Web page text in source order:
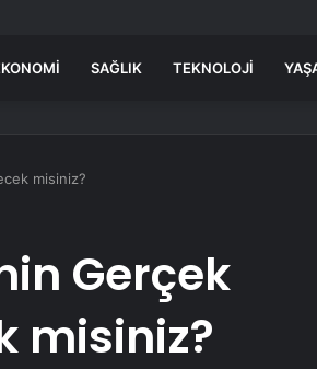
SAĞLIK TEKNOLOJI
misiniz?
Gerçek
misiniz?